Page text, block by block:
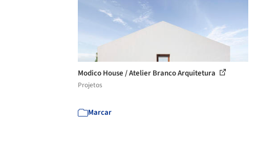
Modico House / Atelier Branco Arquitetura
Projetos
Marcar